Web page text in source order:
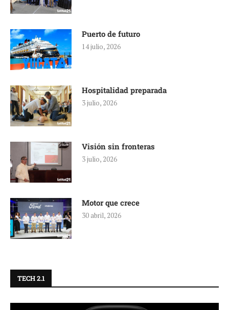
Puerto de futuro
14 julio, 2026
Hospitalidad preparada
3 julio, 2026
Visión sin fronteras
3 julio, 2026
Motor que crece
30 abril, 2026
TECH 2.1